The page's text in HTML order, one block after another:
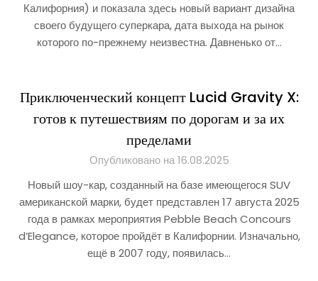
Калифорния) и показала здесь новый вариант дизайна
своего будущего суперкара, дата выхода на рынок
которого по-прежнему неизвестна. Давненько от…
Приключенческий концепт Lucid Gravity X:
готов к путешествиям по дорогам и за их
пределами
Опубликовано на 16.08.2025
Новый шоу-кар, созданный на базе имеющегося SUV
американской марки, будет представлен 17 августа 2025
года в рамках мероприятия Pebble Beach Concours
d’Elegance, которое пройдёт в Калифорнии. Изначально,
ещё в 2007 году, появилась…